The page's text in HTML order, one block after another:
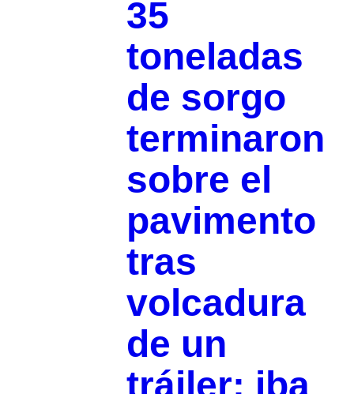
35
toneladas
de sorgo
terminaron
sobre el
pavimento
tras
volcadura
de un
tráiler: iba